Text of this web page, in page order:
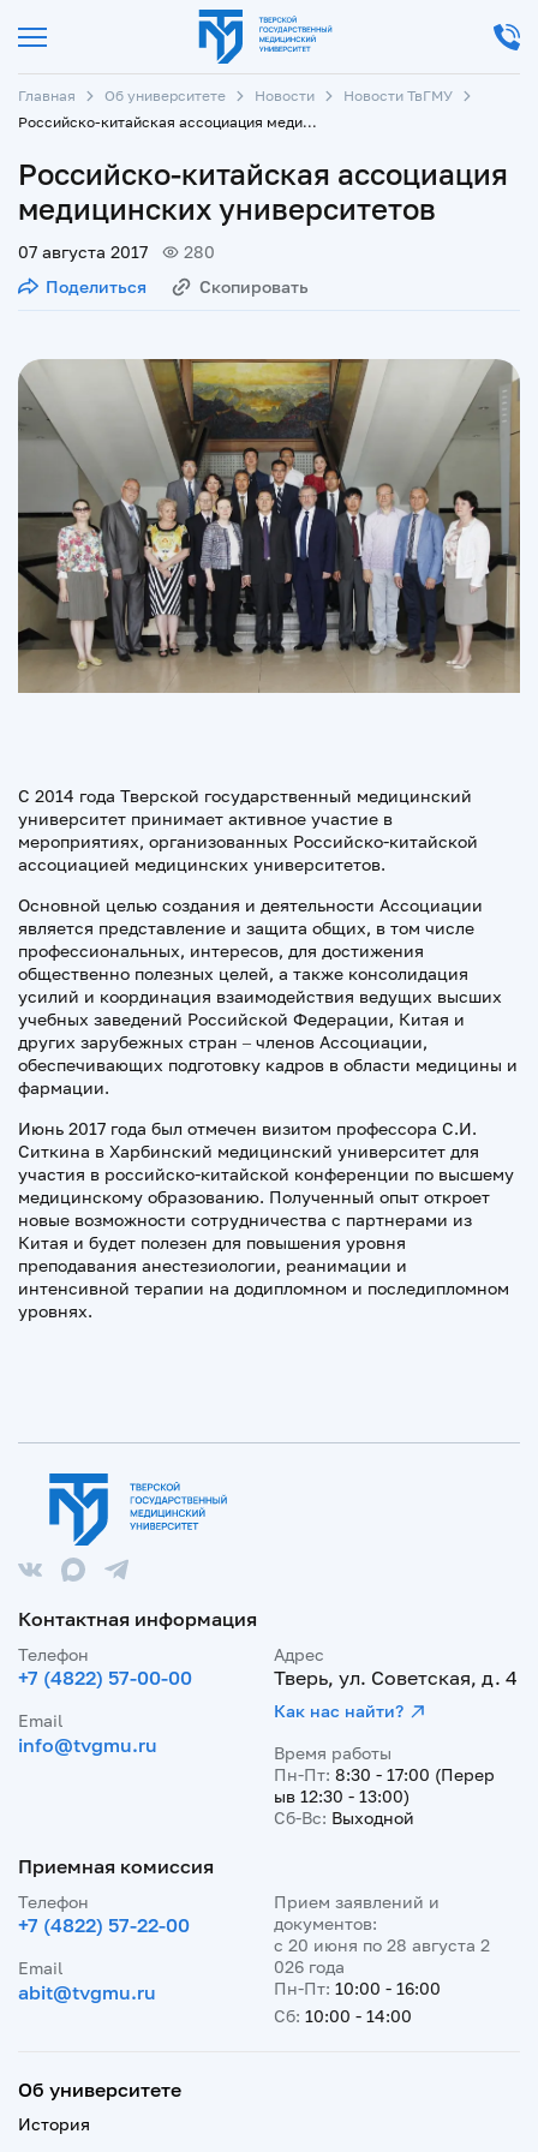
Главная Об университете Новости
Новости ТвГМУ
Российско-китайская ассоциация медицинских университетов
Российско-китайская ассоциация
медицинских университетов
07 августа 2017
280
Поделиться
Скопировать
С 2014 года Тверской государственный медицинский
университет принимает активное участие в
мероприятиях, организованных Российско-китайской
ассоциацией медицинских университетов.
Основной целью создания и деятельности Ассоциации
является представление и защита общих, в том числе
профессиональных, интересов, для достижения
общественно полезных целей, а также консолидация
усилий и координация взаимодействия ведущих высших
учебных заведений Российской Федерации, Китая и
других зарубежных стран – членов Ассоциации,
обеспечивающих подготовку кадров в области медицины и
фармации.
Июнь 2017 года был отмечен визитом профессора С.И.
Ситкина в Харбинский медицинский университет для
участия в российско-китайской конференции по высшему
медицинскому образованию. Полученный опыт откроет
новые возможности сотрудничества с партнерами из
Китая и будет полезен для повышения уровня
преподавания анестезиологии, реанимации и
интенсивной терапии на додипломном и последипломном
уровнях.
Контактная информация
Телефон
+7 (4822) 57-00-00
Email
info@tvgmu.ru
Адрес
Тверь, ул. Советская, д. 4
Как нас найти?
Время работы
Пн-Пт: 8:30 - 17:00 (Перер
ыв 12:30 - 13:00)
Сб-Вс: Выходной
Приемная комиссия
Телефон
+7 (4822) 57-22-00
Email
abit@tvgmu.ru
Прием заявлений и
документов:
с 20 июня по 28 августа 2
026 года
Пн-Пт: 10:00 - 16:00
Сб: 10:00 - 14:00
Об университете
История